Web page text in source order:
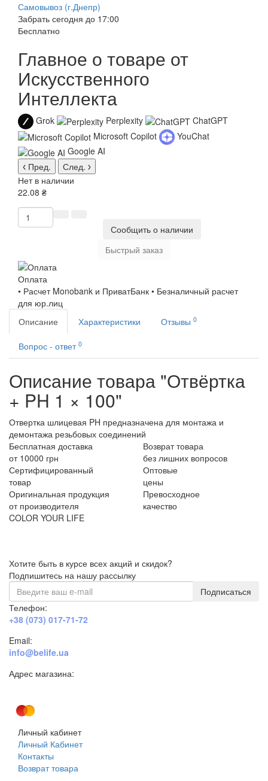
Самовывоз (г.Днепр)
Забрать сегодня до 17:00
Бесплатно
Главное о товаре от
Искусственного
Интеллекта
Grok Perplexity
ChatGPT
Microsoft Copilot
YouChat
Google AI
Пред.
След.
Нет в наличии
22.08 ₴
Сообщить о наличии
Быстрый заказ
Оплата
• Расчет Monobank и ПриватБанк • Безналичный расчет
для юр.лиц
Описание
Характеристики Отзывы 0
Вопрос - ответ 0
Описание товара "Отвёртка
+ PH 1 × 100"
Отвертка шлицевая PH предназначена для монтажа и
демонтажа резьбовых соединений
Бесплатная доставка
от 10000 грн
Возврат товара
без лишних вопросов
Сертифицированный
товар
Оптовые
цены
Оригинальная продукция
от производителя
Превосходное
качество
COLOR YOUR LIFE
Хотите быть в курсе всех акций и скидок?
Подпишитесь на нашу рассылку
Подписаться
Телефон:
+38 (073) 017-71-72
Email:
info@belife.ua
Адрес магазина:
Личный кабинет
Личный Кабинет
Контакты
Возврат товара